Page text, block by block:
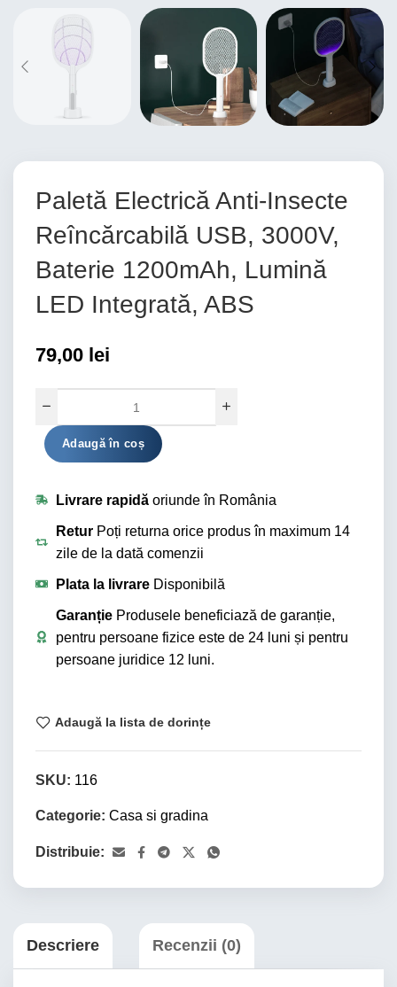
Paletă Electrică Anti-Insecte
Reîncărcabilă USB, 3000V,
Baterie 1200mAh, Lumină
LED Integrată, ABS
79,00 lei
Adaugă în coș Alternative:
Livrare rapidăoriunde în România
ReturPoți returna orice produs în maximum 14
zile de la dată comenzii
Plata la livrareDisponibilă
Garanție Produsele beneficiază de garanție,
pentru persoane fizice este de 24 luni și pentru
persoane juridice 12 luni.
Adaugă la lista de dorințe
SKU: 116
Categorie: Casa si gradina
Distribuie:
Descriere Recenzii (0)